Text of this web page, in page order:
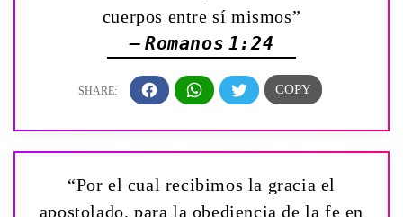
cuerpos entre sí mismos”
— Romanos 1:24
“Por el cual recibimos la gracia el
apostolado, para la obediencia de la fe en